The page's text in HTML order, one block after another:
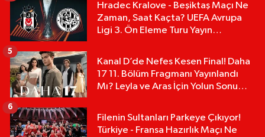
Hradec Kralove - Beşiktaş Maçı Ne
Zaman, Saat Kaçta? UEFA Avrupa
Ligi 3. Ön Eleme Turu Yayın
Kanal D’de Nefes Kesen Final! Daha
17 11. Bölüm Fragmanı Yayınlandı
Mı? Leyla ve Aras İçin Yolun Sonu
5
Filenin Sultanları Parkeye Çıkıyor!
Türkiye - Fransa Hazırlık Maçı Ne
6